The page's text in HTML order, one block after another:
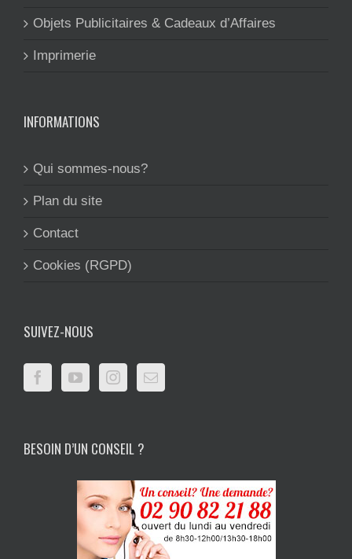
Objets Publicitaires & Cadeaux d’Affaires
Imprimerie
INFORMATIONS
Qui sommes-nous?
Plan du site
Contact
Cookies (RGPD)
SUIVEZ-NOUS
BESOIN D’UN CONSEIL ?